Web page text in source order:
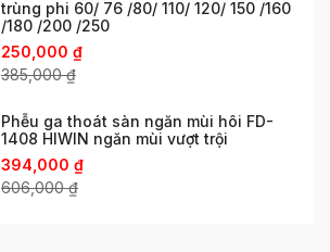
trùng phi 60/ 76 /80/ 110/ 120/ 150 /160
/180 /200 /250
250,000 ₫
385,000₫
Phễu ga thoát sàn ngăn mùi hôi FD-
1408 HIWIN ngăn mùi vượt trội
394,000 ₫
606,000₫